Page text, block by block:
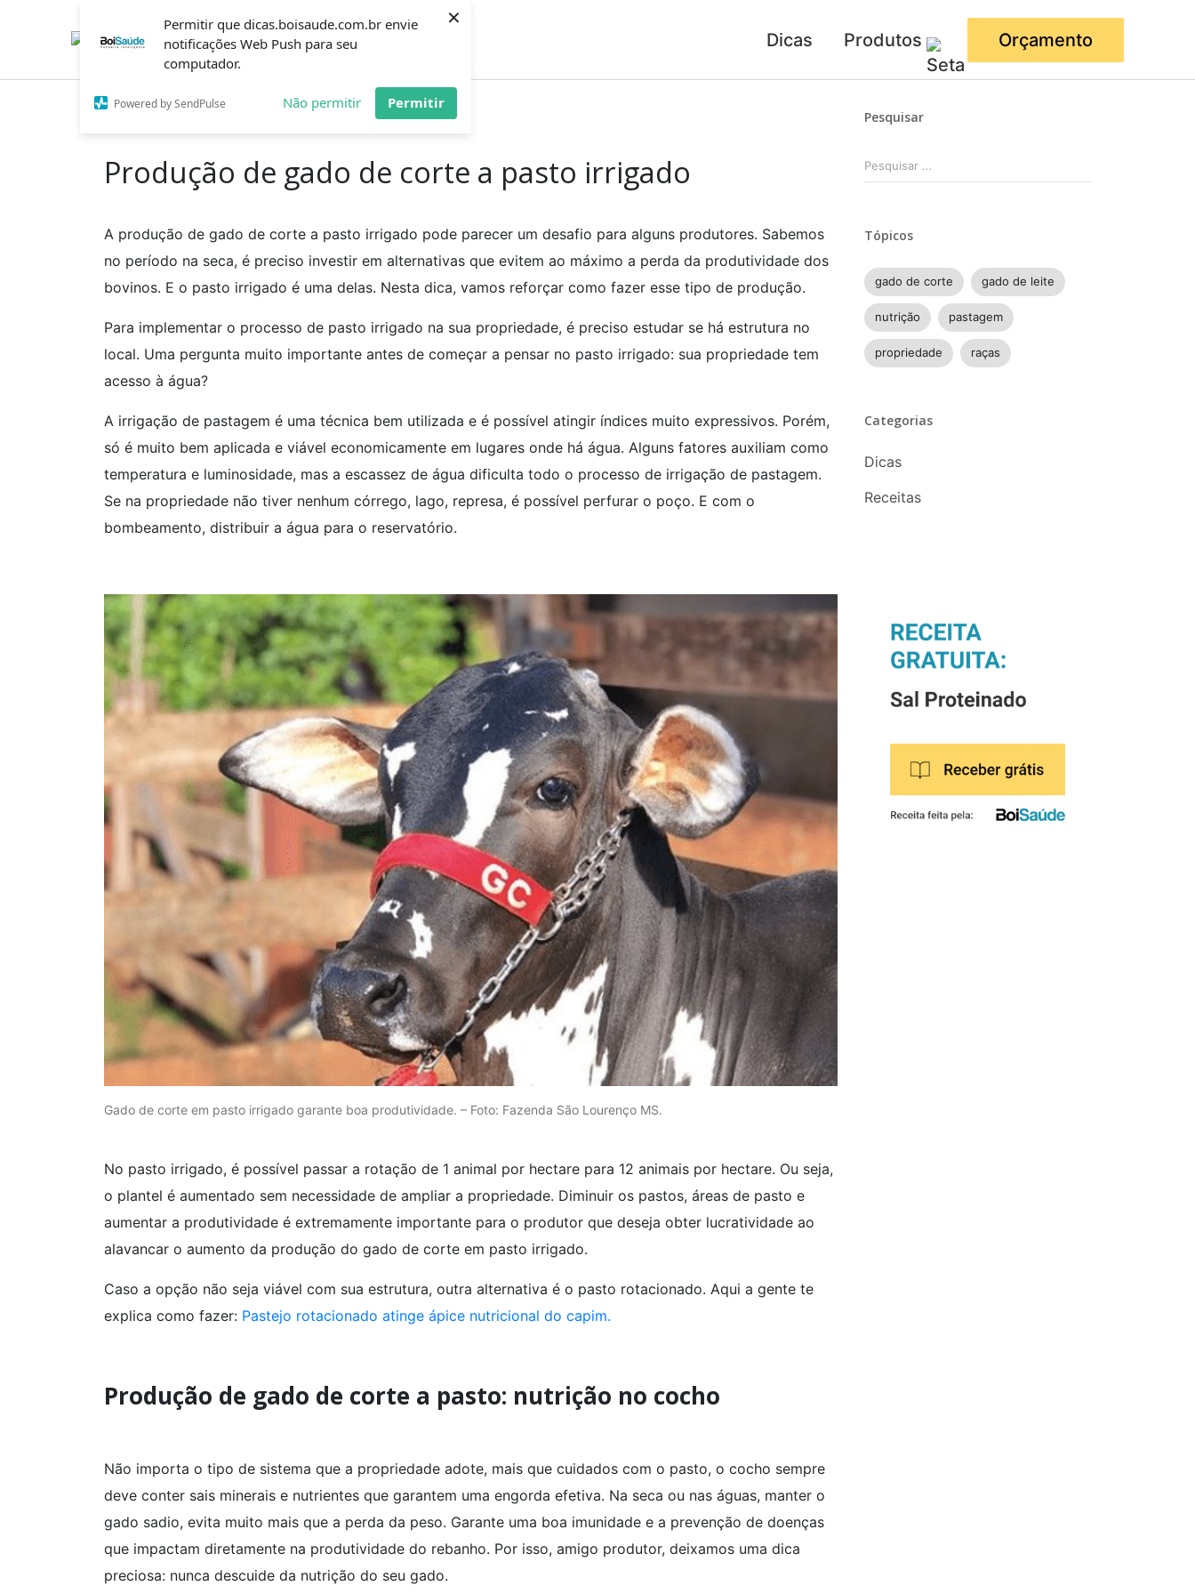
Permitir que dicas.boisaude.com.br envie
notificações Web Push para seu
computador.
Powered by SendPulse Não permitir Permitir
×
Dicas Produtos Orçamento
Produção de gado de corte a pasto irrigado
Produção de gado de corte a pasto irrigado
A produção de gado de corte a pasto irrigado pode parecer um desafio para alguns produtores. Sabemos
no período na seca, é preciso investir em alternativas que evitem ao máximo a perda da produtividade dos
bovinos. E o pasto irrigado é uma delas. Nesta dica, vamos reforçar como fazer esse tipo de produção.
Para implementar o processo de pasto irrigado na sua propriedade, é preciso estudar se há estrutura no
local. Uma pergunta muito importante antes de começar a pensar no pasto irrigado: sua propriedade tem
acesso à água?
A irrigação de pastagem é uma técnica bem utilizada e é possível atingir índices muito expressivos. Porém,
só é muito bem aplicada e viável economicamente em lugares onde há água. Alguns fatores auxiliam como
temperatura e luminosidade, mas a escassez de água dificulta todo o processo de irrigação de pastagem.
Se na propriedade não tiver nenhum córrego, lago, represa, é possível perfurar o poço. E com o
bombeamento, distribuir a água para o reservatório.
Gado de corte em pasto irrigado garante boa produtividade. – Foto: Fazenda São Lourenço MS.
No pasto irrigado, é possível passar a rotação de 1 animal por hectare para 12 animais por hectare. Ou seja,
o plantel é aumentado sem necessidade de ampliar a propriedade. Diminuir os pastos, áreas de pasto e
aumentar a produtividade é extremamente importante para o produtor que deseja obter lucratividade ao
alavancar o aumento da produção do gado de corte em pasto irrigado.
Caso a opção não seja viável com sua estrutura, outra alternativa é o pasto rotacionado. Aqui a gente te
explica como fazer: Pastejo rotacionado atinge ápice nutricional do capim.
Produção de gado de corte a pasto: nutrição no cocho
Não importa o tipo de sistema que a propriedade adote, mais que cuidados com o pasto, o cocho sempre
deve conter sais minerais e nutrientes que garantem uma engorda efetiva. Na seca ou nas águas, manter o
gado sadio, evita muito mais que a perda da peso. Garante uma boa imunidade e a prevenção de doenças
que impactam diretamente na produtividade do rebanho. Por isso, amigo produtor, deixamos uma dica
preciosa: nunca descuide da nutrição do seu gado.
Pesquisar
por:
Tópicos
gado de corte gado de leite
nutrição pastagem
propriedade raças
Categorias
Dicas
Receitas